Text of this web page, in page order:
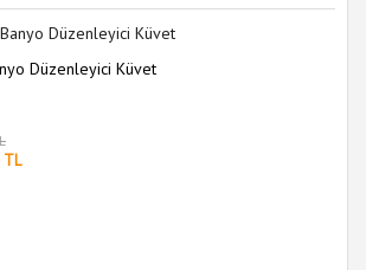
Düzenleyici Küvet
TL